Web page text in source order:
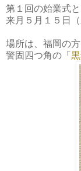
第１回の始業式と
来月５月１５日
場所は、福岡の
警固四つ角の「